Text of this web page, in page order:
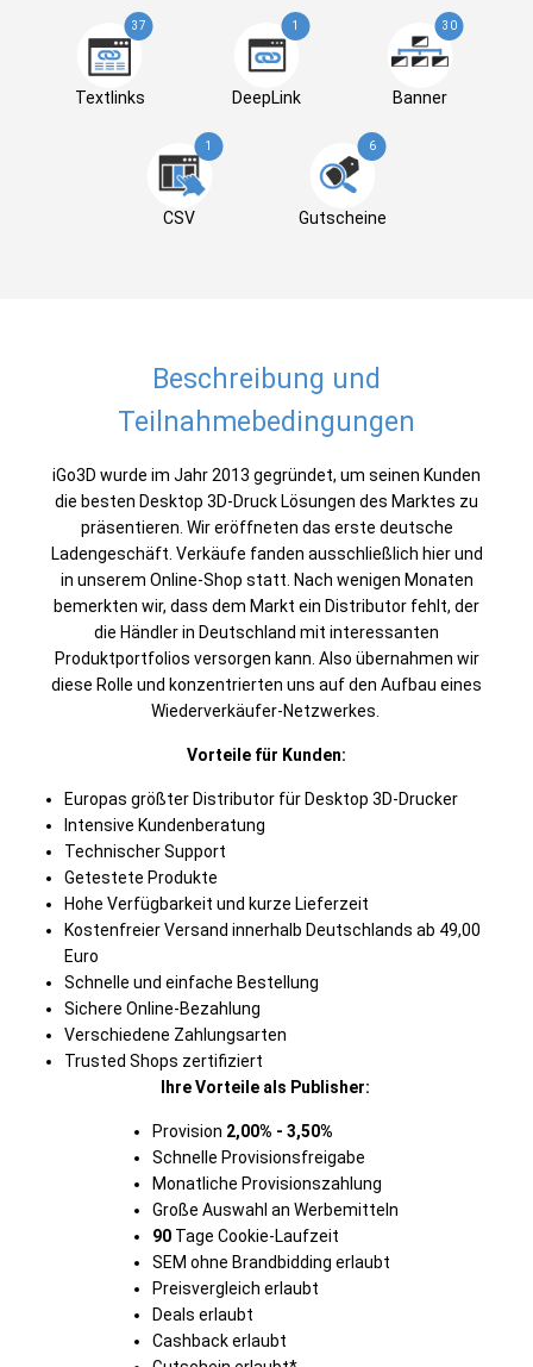
37
Textlinks
1
DeepLink
30
Banner
1
CSV
6
Gutscheine
Beschreibung und
Teilnahmebedingungen
iGo3D wurde im Jahr 2013 gegründet, um seinen Kunden
die besten Desktop 3D-Druck Lösungen des Marktes zu
präsentieren. Wir eröffneten das erste deutsche
Ladengeschäft. Verkäufe fanden ausschließlich hier und
in unserem Online-Shop statt. Nach wenigen Monaten
bemerkten wir, dass dem Markt ein Distributor fehlt, der
die Händler in Deutschland mit interessanten
Produktportfolios versorgen kann. Also übernahmen wir
diese Rolle und konzentrierten uns auf den Aufbau eines
Wiederverkäufer-Netzwerkes.
Vorteile für Kunden:
Europas größter Distributor für Desktop 3D-Drucker
Intensive Kundenberatung
Technischer Support
Getestete Produkte
Hohe Verfügbarkeit und kurze Lieferzeit
Kostenfreier Versand innerhalb Deutschlands ab 49,00
Euro
Schnelle und einfache Bestellung
Sichere Online-Bezahlung
Verschiedene Zahlungsarten
Trusted Shops zertifiziert
Ihre Vorteile als Publisher:
Provision 2,00% - 3,50%
Schnelle Provisionsfreigabe
Monatliche Provisionszahlung
Große Auswahl an Werbemitteln
90Tage Cookie-Laufzeit
SEM ohne Brandbidding erlaubt
Preisvergleich erlaubt
Deals erlaubt
Cashback erlaubt